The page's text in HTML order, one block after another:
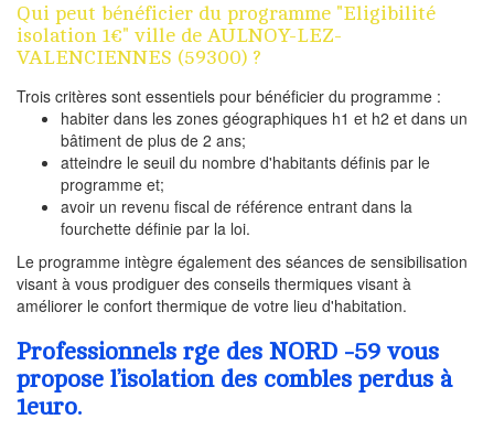
Qui peut bénéficier du programme "Eligibilité
isolation 1€" ville de AULNOY-LEZ-
VALENCIENNES (59300) ?
Trois critères sont essentiels pour bénéficier du programme :
habiter dans les zones géographiques h1 et h2 et dans un
bâtiment de plus de 2 ans;
atteindre le seuil du nombre d'habitants définis par le
programme et;
avoir un revenu fiscal de référence entrant dans la
fourchette définie par la loi.
Le programme intègre également des séances de sensibilisation
visant à vous prodiguer des conseils thermiques visant à
améliorer le confort thermique de votre lieu d'habitation.
Professionnels rge des NORD -59 vous
propose l’isolation des combles perdus à
1euro.